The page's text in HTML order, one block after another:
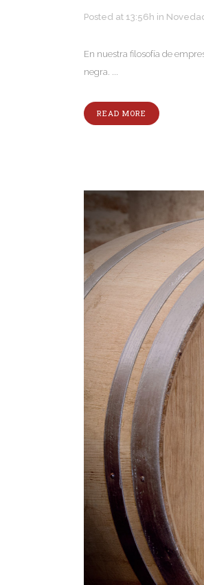
Posted at 13:56h in
En nuestra filosofía de
negra. ...
READ MORE